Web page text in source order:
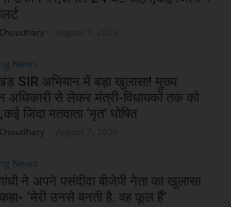
News
SIR अभियान में बड़ा खुलासा! मुख्य
अधिकारी से लेकर मंत्री-विधायकों तक को
जिंदा मतदाता ‘मृत’ घोषित
News
ने अपने पसंदीदा बीजेपी नेता का खुलासा
‘मेरी उनसे बनती है. वह कूल हैं’